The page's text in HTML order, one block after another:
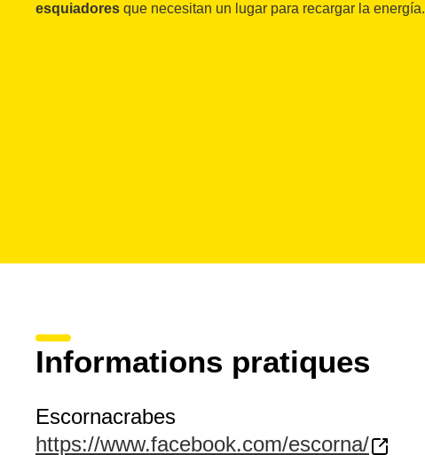
esquiadores que necesitan un lugar para recargar la energía.
Informations pratiques
Escornacrabes
https://www.facebook.com/escorna/